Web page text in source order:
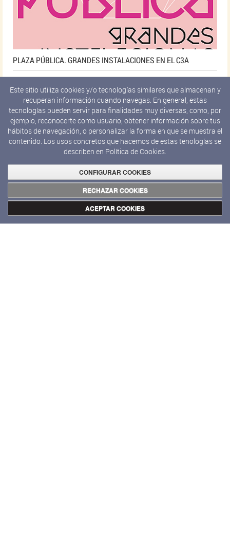
PLAZA PÚBLICA. GRANDES INSTALACIONES EN EL C3A
Este sitio utiliza cookies y/o tecnologías similares que almacenan y
recuperan información cuando navegas. En general, estas
tecnologías pueden servir para finalidades muy diversas, como, por
ejemplo, reconocerte como usuario, obtener información sobre tus
hábitos de navegación, o personalizar la forma en que se muestra el
contenido. Los usos concretos que hacemos de estas tenologías se
describen en Política de Cookies.
CONFIGURAR COOKIES
RECHAZAR COOKIES
ACEPTAR COOKIES